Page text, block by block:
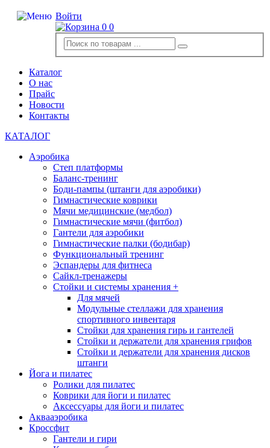
Войти
0 0
Каталог
О нас
Прайс
Новости
Контакты
КАТАЛОГ
Аэробика
Степ платформы
Баланс-тренинг
Боди-пампы (штанги для аэробики)
Гимнастические коврики
Мячи медицинские (медбол)
Гимнастические мячи (фитбол)
Гантели для аэробики
Гимнастические палки (бодибар)
Функциональный тренинг
Эспандеры для фитнеса
Сайкл-тренажеры
Стойки и системы хранения +
Для мячей
Модульные стеллажи для хранения
спортивного инвентаря
Стойки для хранения гирь и гантелей
Стойки и держатели для хранения грифов
Стойки и держатели для хранения дисков
штанги
Йога и пилатес
Ролики для пилатес
Коврики для йоги и пилатес
Аксессуары для йоги и пилатес
Аквааэробика
Кроссфит
Гантели и гири